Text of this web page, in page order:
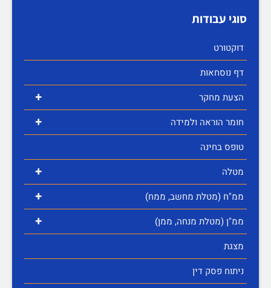
סוגי עבודות
דוקטורט
דף נוסחאות
+ הצעת מחקר
+
חומר הוראה ולמידה
טופס בחינה
+ מטלה
+ ממ"ח (מטלת מחשב, ממח)
+
ממ"ן (מטלת מנחה, ממן)
מצגת
ניתוח פסק דין